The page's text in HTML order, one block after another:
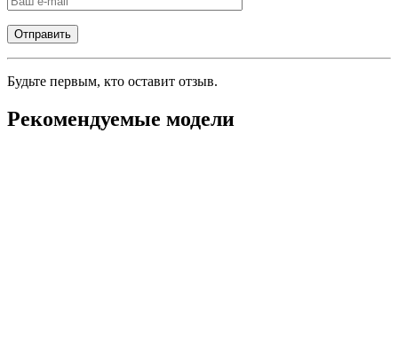
Будьте первым, кто оставит отзыв.
Рекомендуемые модели